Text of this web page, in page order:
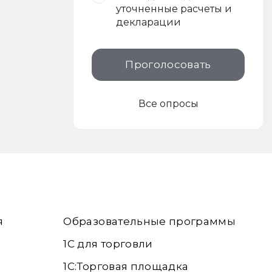
уточненные расчеты и
декларации
Проголосовать
Все опросы
Образовательные программы
1С для торговли
1С:Торговая площадка